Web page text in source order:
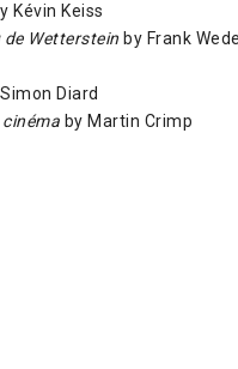
Kévin Keiss
Wetterstein by Frank
Diard
by Martin Crimp